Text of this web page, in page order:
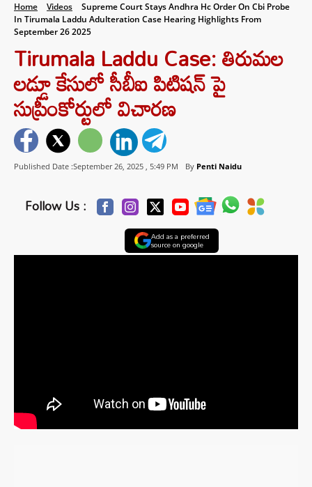
Home Videos
Supreme Court Stays Andhra Hc Order On Cbi Probe
In Tirumala Laddu Adulteration Case Hearing Highlights From
September 26 2025
Tirumala Laddu Case: తిరుమల
లడ్డూ కేసులో సీబీఐ పిటిషన్ పై
సుప్రీంకోర్టులో విచారణ
Published Date :September 26, 2025 , 5:49 PM By Penti Naidu
Follow Us :
Add as a preferred
source on google